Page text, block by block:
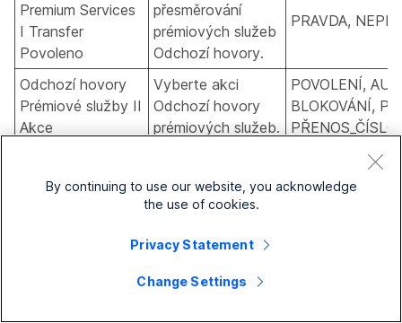
Premium Services
I Transfer
Povoleno
přesměrování
prémiových služeb
Odchozí hovory.
PRAVDA,
Odchozí hovory
Prémiové služby II
Akce
Vyberte akci
Odchozí hovory
prémiových služeb.
POVOLENÍ,
BLOKOVÁNÍ,
Prémiové služby II
přenosu odchozích
hovorů prémiových
PRAVDA,
hovorů
autorizačního kódu
By continuing to use our website, you acknowledge
the use of cookies.
Privacy Statement
Change Settings